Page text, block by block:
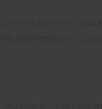
Produktion/FOH/
im
eigenen